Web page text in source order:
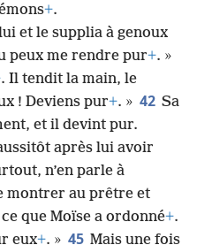
+.
et le supplia à genoux
peux me rendre pur+. »
. Il tendit la main, le
! Deviens pur+. » 42 Sa
et il devint pur.
après lui avoir
n’en parle à
montrer au prêtre et
que Moïse a ordonné+.
eux+. » 45 Mais une fois